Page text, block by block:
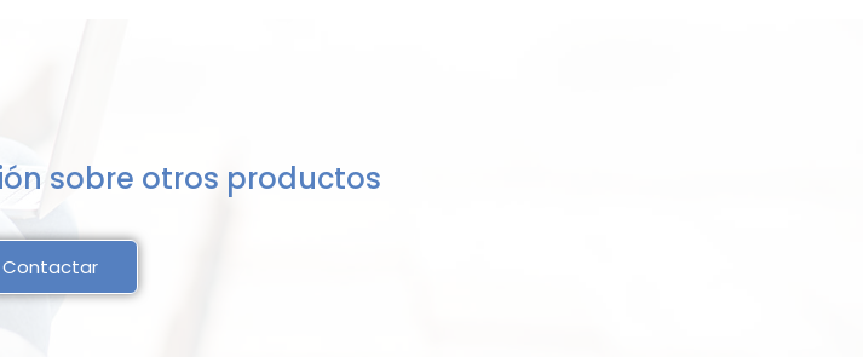
sobre otros productos
Contactar